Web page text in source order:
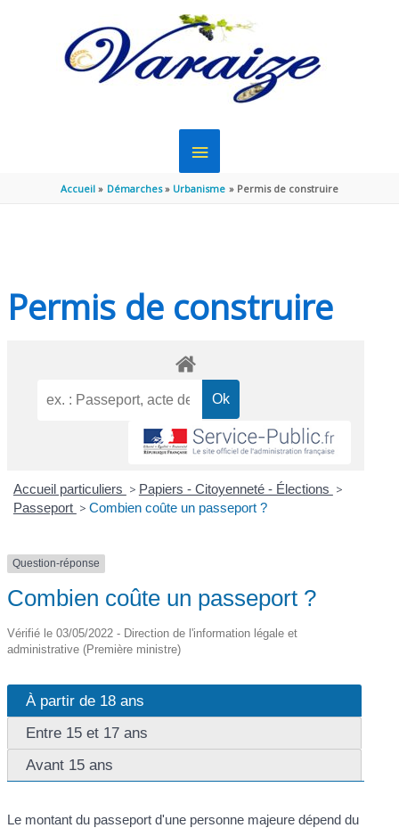
MENU
PRINCIPAL
Accueil Démarches Urbanisme Permis de construire
Permis de construire
Accueil particuliers > Papiers - Citoyenneté - Élections >
Passeport > Combien coûte un passeport ?
Question-réponse
Combien coûte un passeport ?
Vérifié le 03/05/2022 - Direction de l'information légale et
administrative (Première ministre)
À partir de 18 ans
Entre 15 et 17 ans
Avant 15 ans
Le montant du passeport d'une personne majeure dépend du